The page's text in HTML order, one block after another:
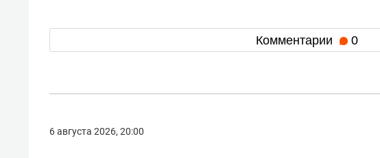
Комментарии 0
6 августа 2026, 20:00